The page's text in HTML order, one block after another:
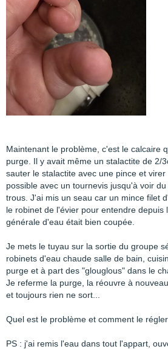
Maintenant le problème, c'est le calcaire
purge. Il y avait même un stalactite de 2/
sauter le stalactite avec une pince et
possible avec un tournevis jusqu'à voir
trous. J'ai mis un seau car un mince filet
le robinet de l'évier pour entendre depuis
générale d'eau était bien coupée.
Je mets le tuyau sur la sortie du groupe
robinets d'eau chaude salle de bain,
purge et à part des "glouglous" dans le
Je referme la purge, la réouvre à
et toujours rien ne sort...
Quel est le problème et comment le
PS : j'ai remis l'eau dans tout l'appart,